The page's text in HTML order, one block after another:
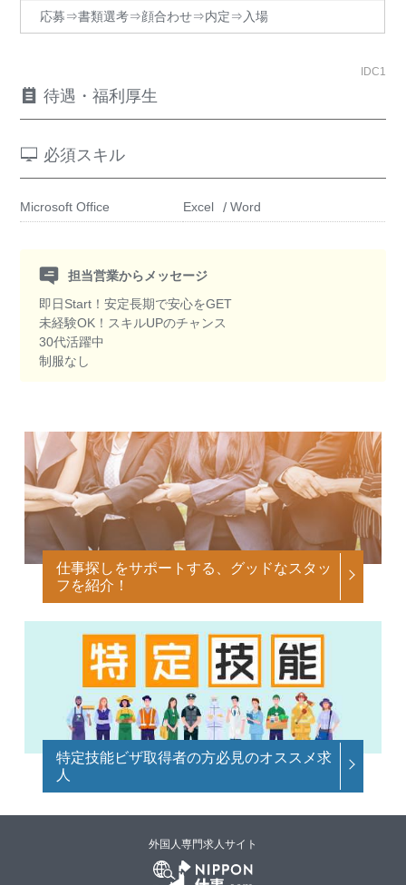
応募⇒書類選考⇒顔合わせ⇒内定⇒入場
IDC1
待遇・福利厚生
必須スキル
Microsoft Office Excel Word
担当営業からメッセージ
即日Start！安定長期で安心をGET
未経験OK！スキルUPのチャンス
30代活躍中
制服なし
仕事探しをサポートする、グッドなスタッ
フを紹介！
特定技能ビザ取得者の方必見のオススメ求
人
外国人専門求人サイト